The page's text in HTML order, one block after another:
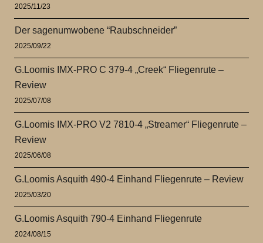
2025/11/23
Der sagenumwobene “Raubschneider”
2025/09/22
G.Loomis IMX-PRO C 379-4 „Creek“ Fliegenrute –
Review
2025/07/08
G.Loomis IMX-PRO V2 7810-4 „Streamer“ Fliegenrute –
Review
2025/06/08
G.Loomis Asquith 490-4 Einhand Fliegenrute – Review
2025/03/20
G.Loomis Asquith 790-4 Einhand Fliegenrute
2024/08/15